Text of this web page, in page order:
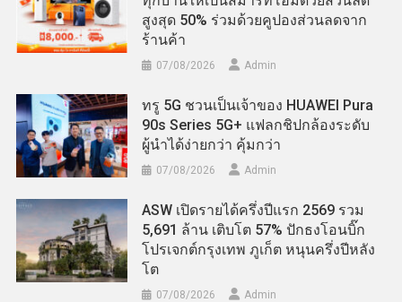
สูงสุด 50% ร่วมด้วยคูปองส่วนลดจาก
ร้านค้า
07/08/2026 Admin
ทรู 5G ชวนเป็นเจ้าของ HUAWEI Pura
90s Series 5G+ แฟลกชิปกล้องระดับ
ผู้นำได้ง่ายกว่า คุ้มกว่า
07/08/2026 Admin
ASW เปิดรายได้ครึ่งปีแรก 2569 รวม
5,691 ล้าน เติบโต 57% ปักธงโอนบิ๊ก
โปรเจกต์กรุงเทพ ภูเก็ต หนุนครึ่งปีหลัง
โต
07/08/2026 Admin